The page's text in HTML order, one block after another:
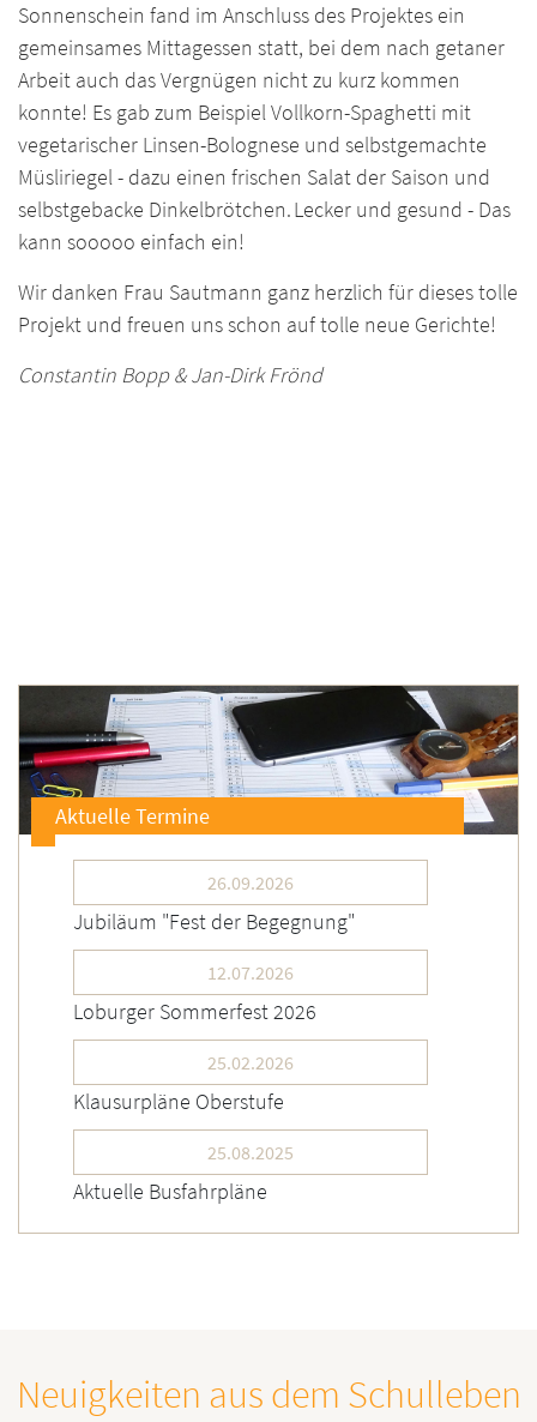
Sonnenschein fand im Anschluss des Projektes ein
gemeinsames Mittagessen statt, bei dem nach getaner
Arbeit auch das Vergnügen nicht zu kurz kommen
konnte! Es gab zum Beispiel Vollkorn-Spaghetti mit
vegetarischer Linsen-Bolognese und selbstgemachte
Müsliriegel - dazu einen frischen Salat der Saison und
selbstgebacke Dinkelbrötchen. Lecker und gesund - Das
kann sooooo einfach ein!
Wir danken Frau Sautmann ganz herzlich für dieses tolle
Projekt und freuen uns schon auf tolle neue Gerichte!
Constantin Bopp & Jan-Dirk Frönd
Aktuelle Termine
26.09.2026
Jubiläum "Fest der Begegnung"
12.07.2026
Loburger Sommerfest 2026
25.02.2026
Klausurpläne Oberstufe
25.08.2025
Aktuelle Busfahrpläne
Neuigkeiten aus dem Schulleben